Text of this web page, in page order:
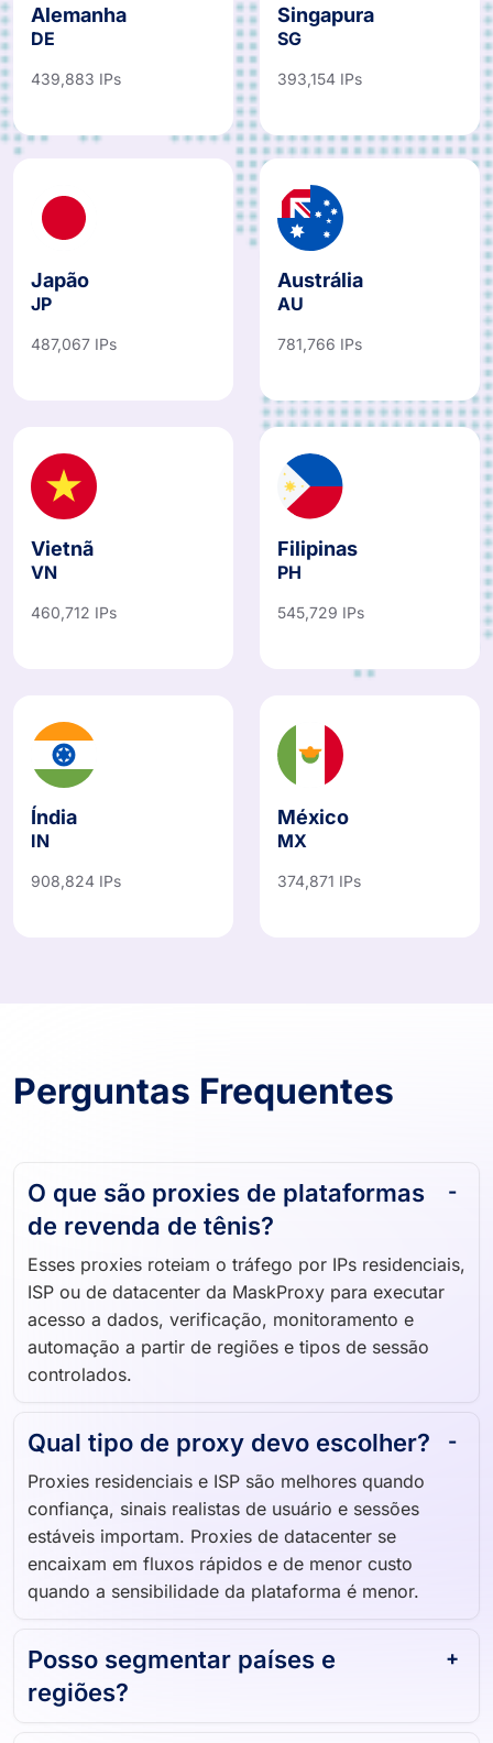
Alemanha
DE
439,883 IPs
Singapura
SG
393,154 IPs
Japão
JP
487,067 IPs
Austrália
AU
781,766 IPs
Vietnã
VN
460,712 IPs
Filipinas
PH
545,729 IPs
Índia
IN
908,824 IPs
México
MX
374,871 IPs
Perguntas Frequentes
O que são proxies de plataformas
de revenda de tênis?
Esses proxies roteiam o tráfego por IPs residenciais,
ISP ou de datacenter da MaskProxy para executar
acesso a dados, verificação, monitoramento e
automação a partir de regiões e tipos de sessão
controlados.
Qual tipo de proxy devo escolher?
Proxies residenciais e ISP são melhores quando
confiança, sinais realistas de usuário e sessões
estáveis importam. Proxies de datacenter se
encaixam em fluxos rápidos e de menor custo
quando a sensibilidade da plataforma é menor.
Posso segmentar países e
regiões?